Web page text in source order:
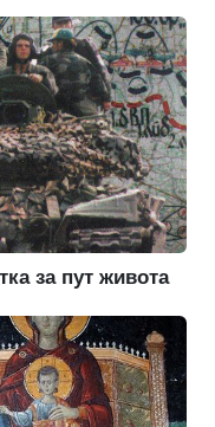
за пут живота